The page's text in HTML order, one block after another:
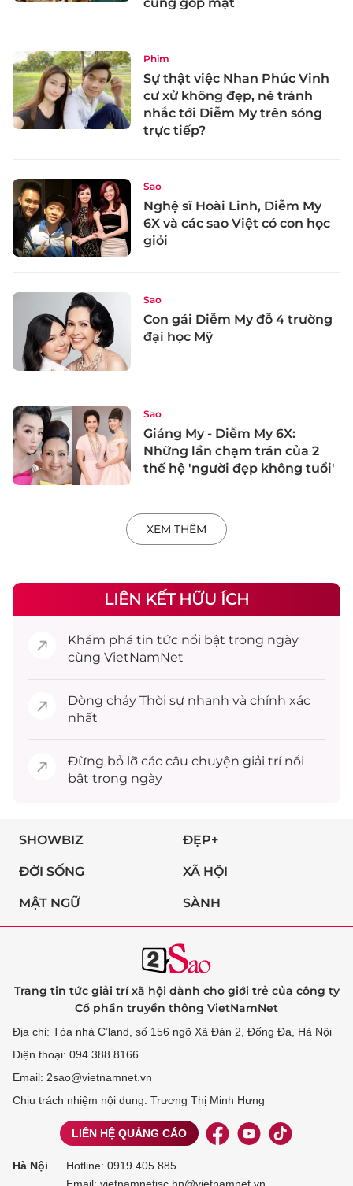
Phim
Sự thật việc Nhan Phúc Vinh
cư xử không đẹp, né tránh
nhắc tới Diễm My trên sóng
trực tiếp?
Sao
Nghệ sĩ Hoài Linh, Diễm My
6X và các sao Việt có con học
giỏi
Sao
Con gái Diễm My đỗ 4 trường
đại học Mỹ
Sao
Giáng My - Diễm My 6X:
Những lần chạm trán của 2
thế hệ 'người đẹp không tuổi'
XEM THÊM
LIÊN KẾT HỮU ÍCH
Khám phá tin tức nổi bật trong ngày
cùng VietNamNet
Dòng chảy Thời sự nhanh và chính xác
nhất
Đừng bỏ lỡ các câu chuyện giải trínổi
bật trong ngày
SHOWBIZ ĐẸP+
ĐỜI SỐNG XÃ HỘI
MẬT NGỮ SÀNH
Trang tin tức giải trí xã hội dành cho giới trẻ của công ty
Cổ phần truyền thông VietNamNet
Địa chỉ: Tòa nhà C’land, số 156 ngõ Xã Đàn 2, Đống Đa, Hà Nội
Điện thoại: 094 388 8166
Email: 2sao@vietnamnet.vn
Chịu trách nhiệm nội dung: Trương Thị Minh Hưng
LIÊN HỆ QUẢNG CÁO
Hà Nội Hotline: 0919 405 885